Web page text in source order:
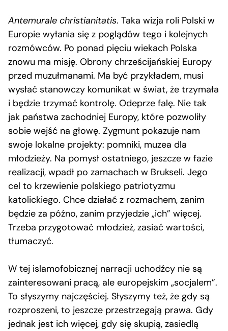
Antemurale christianitatis. Taka wizja roli Polski w
Europie wyłania się z poglądów tego i kolejnych
rozmówców. Po ponad pięciu wiekach Polska
znowu ma misję. Obrony chrześcijańskiej Europy
przed muzułmanami. Ma być przykładem, musi
wysłać stanowczy komunikat w świat, że trzymała
i będzie trzymać kontrolę. Odeprze falę. Nie tak
jak państwa zachodniej Europy, które pozwoliły
sobie wejść na głowę. Zygmunt pokazuje nam
swoje lokalne projekty: pomniki, muzea dla
młodzieży. Na pomysł ostatniego, jeszcze w fazie
realizacji, wpadł po zamachach w Brukseli. Jego
cel to krzewienie polskiego patriotyzmu
katolickiego. Chce działać z rozmachem, zanim
będzie za późno, zanim przyjedzie „ich” więcej.
Trzeba przygotować młodzież, zasiać wartości,
tłumaczyć.
W tej islamofobicznej narracji uchodźcy nie są
zainteresowani pracą, ale europejskim „socjalem”.
To słyszymy najczęściej. Słyszymy też, że gdy są
rozproszeni, to jeszcze przestrzegają prawa. Gdy
jednak jest ich więcej, gdy się skupią, zasiedlą